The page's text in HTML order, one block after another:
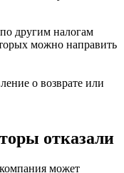
другим налогам
можно направить
о возврате или
отказали
может